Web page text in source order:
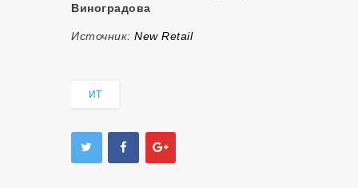
Виноградова
Источник: New Retail
ИТ